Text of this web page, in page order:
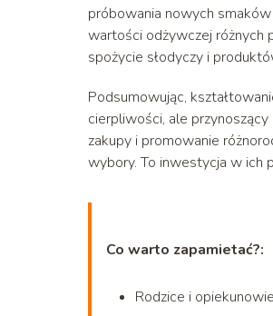
próbowania nowych
wartości odżywczej różnych
spożycie słodyczy i
Podsumowując,
cierpliwości, ale
zakupy i promowanie
wybory. To inwestycja w ich
Co warto zapamietać?:
Rodzice i